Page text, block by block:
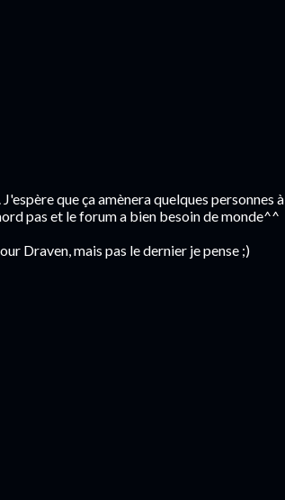
que ça amènera quelques personnes à
pas et le forum a bien besoin de monde^^
Draven, mais pas le dernier je pense ;)